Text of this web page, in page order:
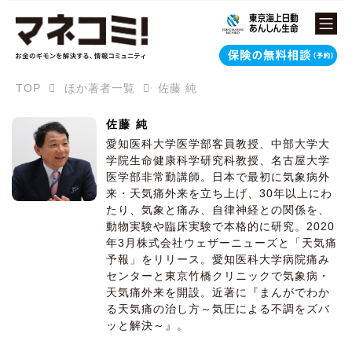
TOP ほか著者一覧 佐藤 純
佐藤 純
愛知医科大学医学部客員教授、中部大学大
学院生命健康科学研究科教授、名古屋大学
医学部非常勤講師。日本で最初に気象病外
来・天気痛外来を立ち上げ、30年以上にわ
たり、気象と痛み、自律神経との関係を、
動物実験や臨床実験で本格的に研究。2020
年3月株式会社ウェザーニューズと「天気痛
予報」をリリース。愛知医科大学病院痛み
センターと東京竹橋クリニックで気象病・
天気痛外来を開設。近著に『まんがでわか
る天気痛の治し方～気圧による不調をズバ
ッと解決～』。